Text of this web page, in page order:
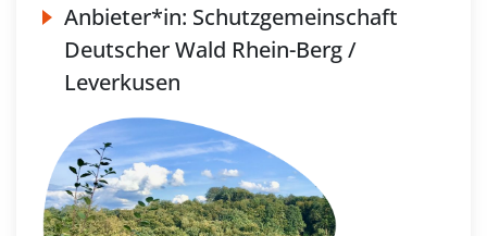
Anbieter*in: Schutzgemeinschaft
Deutscher Wald Rhein-Berg /
Leverkusen